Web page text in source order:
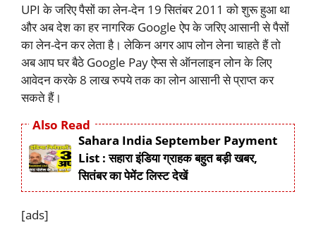
UPI के जरिए पैसों का लेन-देन 19 सितंबर 2011 को शुरू हुआ था
और अब देश का हर नागरिक Google ऐप के जरिए आसानी से पैसों
का लेन-देन कर लेता है। लेकिन अगर आप लोन लेना चाहते हैं तो
अब आप घर बैठे Google Pay ऐप्स से ऑनलाइन लोन के लिए
आवेदन करके 8 लाख रुपये तक का लोन आसानी से प्राप्त कर
सकते हैं।
Also Read
Sahara India September Payment
List : सहारा इंडिया ग्राहक बहुत बड़ी खबर,
सितंबर का पेमेंट लिस्ट देखें
[ads]